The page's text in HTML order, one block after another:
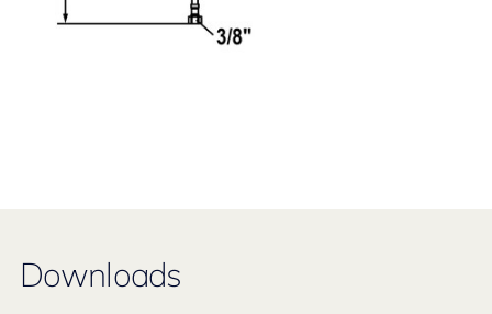
Downloads